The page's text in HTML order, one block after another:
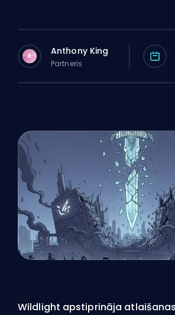
A Anthony King
Partneris
Wildlight apstiprināja